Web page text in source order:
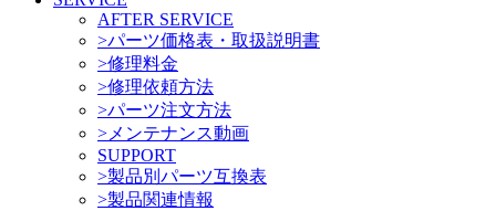
AFTER SERVICE
>パーツ価格表・取扱説明書
>修理料金
>修理依頼方法
>パーツ注文方法
>メンテナンス動画
SUPPORT
>製品別パーツ互換表
>製品関連情報